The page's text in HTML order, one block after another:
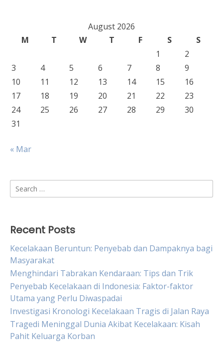
August 2026
M
T W T F S
S
1
2
3
4 5 6 7 8
9
10
11 12 13 14 15
16
17
18 19 20 21 22
23
24
25 26 27 28 29
30
31
« Mar
Search
for:
Recent Posts
Kecelakaan Beruntun: Penyebab dan Dampaknya bagi
Masyarakat
Menghindari Tabrakan Kendaraan: Tips dan Trik
Penyebab Kecelakaan di Indonesia: Faktor-faktor
Utama yang Perlu Diwaspadai
Investigasi Kronologi Kecelakaan Tragis di Jalan Raya
Tragedi Meninggal Dunia Akibat Kecelakaan: Kisah
Pahit Keluarga Korban